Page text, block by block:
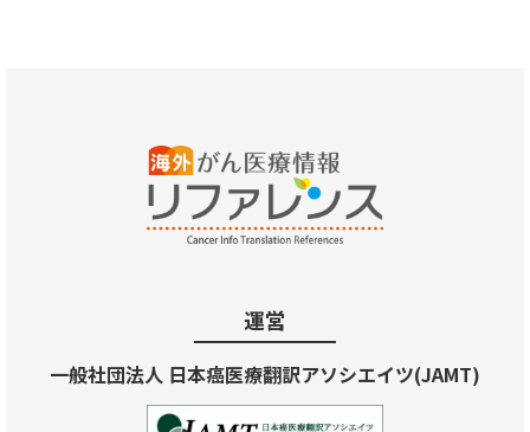
運営
一般社団法人 日本癌医療翻訳アソシエイツ(JAMT)